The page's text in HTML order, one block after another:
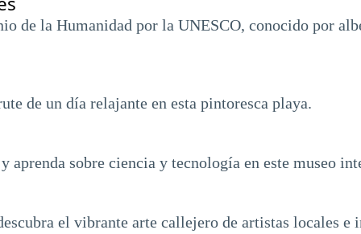
de la Humanidad por la UNESCO, conocido por
de un día relajante en esta pintoresca playa.
sobre ciencia y tecnología en este museo
el vibrante arte callejero de artistas locales e